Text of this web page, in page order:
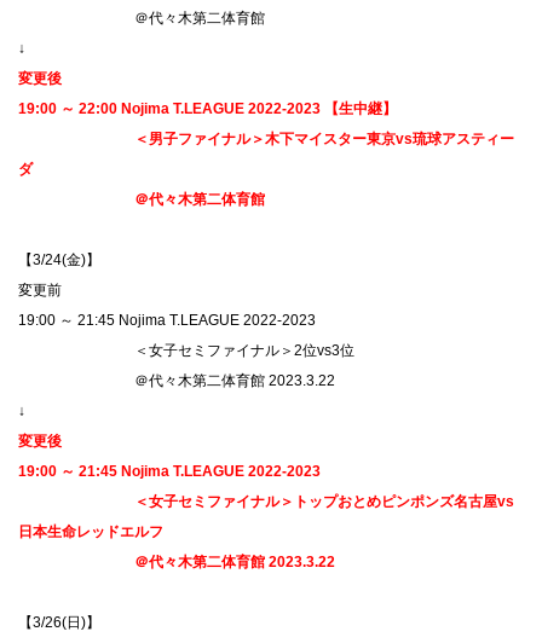
＠代々木第二体育館
↓
変更後
19:00 ～ 22:00 Nojima T.LEAGUE 2022-2023 【生中継】
＜男子ファイナル＞木下マイスター東京vs琉球アスティー
ダ
＠代々木第二体育館
【3/24(金)】
変更前
19:00 ～ 21:45 Nojima T.LEAGUE 2022-2023
＜女子セミファイナル＞2位vs3位
＠代々木第二体育館 2023.3.22
↓
変更後
19:00 ～ 21:45 Nojima T.LEAGUE 2022-2023
＜女子セミファイナル＞トップおとめピンポンズ名古屋vs
日本生命レッドエルフ
＠代々木第二体育館 2023.3.22
【3/26(日)】